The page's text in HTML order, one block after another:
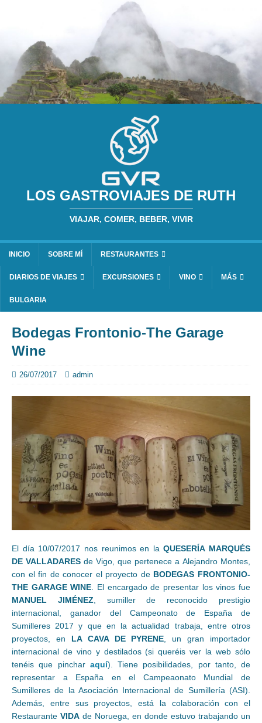
LOS GASTROVIAJES DE RUTH
VIAJAR, COMER, BEBER, VIVIR
INICIO SOBRE MÍ RESTAURANTES
DIARIOS DE VIAJES EXCURSIONES VINO MÁS
BULGARIA
Bodegas Frontonio-The Garage
Wine
26/07/2017 admin
El día 10/07/2017 nos reunimos en laQUESERÍA MARQUÉS
DE VALLADARES de Vigo, que pertenece a Alejandro Montes,
con el fin de conocer el proyecto de BODEGAS FRONTONIO-
THE GARAGE WINE. El encargado de presentar los vinos fue
MANUEL JIMÉNEZ, sumiller de reconocido prestigio
internacional, ganador del Campeonato de España de
Sumilleres 2017 y que en la actualidad trabaja, entre otros
proyectos, en LA CAVA DE PYRENE, un gran importador
internacional de vino y destilados (si queréis ver la web sólo
tenéis que pinchar aquí). Tiene posibilidades, por tanto, de
representar a España en el Campeaonato Mundial de
Sumilleres de la Asociación Internacional de Sumillería (ASI).
Además, entre sus proyectos, está la colaboración con el
Restaurante VIDA de Noruega, en donde estuvo trabajando un